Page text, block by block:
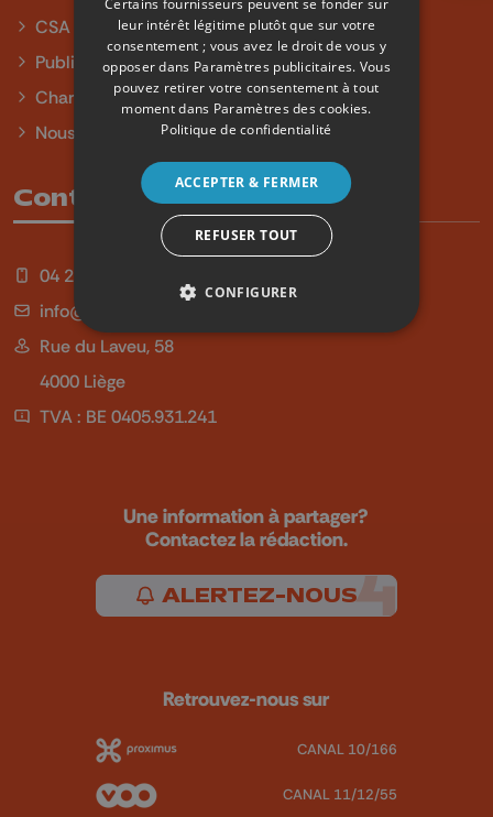
CSA
Publicité
Charte sur l'égalité et la diversité
Nous contacter
Contact
04 254 99 99
info@qu4tre.be
Rue du Laveu, 58
4000 Liège
TVA : BE 0405.931.241
Une information à partager?
Contactez la rédaction.
ALERTEZ-NOUS
Retrouvez-nous sur
CANAL 10/166
CANAL 11/12/55
Certains fournisseurs peuvent se fonder sur
leur intérêt légitime plutôt que sur votre
consentement ; vous avez le droit de vous y
opposer dans Paramètres publicitaires. Vous
pouvez retirer votre consentement à tout
moment dans Paramètres des cookies.
Politique de confidentialité
ACCEPTER & FERMER
REFUSER TOUT
CONFIGURER